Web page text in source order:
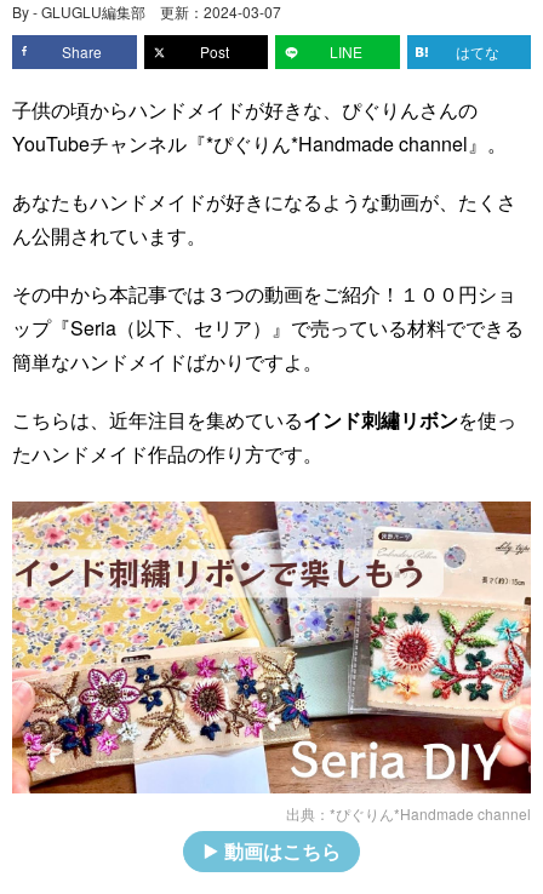
By - GLUGLU編集部 更新： 2024-03-07
Share
Post LINE はてな
子供の頃からハンドメイドが好きな、ぴぐりんさんの
YouTubeチャンネル『*ぴぐりん*Handmade channel』。
あなたもハンドメイドが好きになるような動画が、たくさ
ん公開されています。
その中から本記事では３つの動画をご紹介！１００円ショ
ップ『Seria（以下、セリア）』で売っている材料でできる
簡単なハンドメイドばかりですよ。
こちらは、近年注目を集めているインド刺繡リボンを使っ
たハンドメイド作品の作り方です。
出典： *ぴぐりん*Handmade channel
動画はこちら